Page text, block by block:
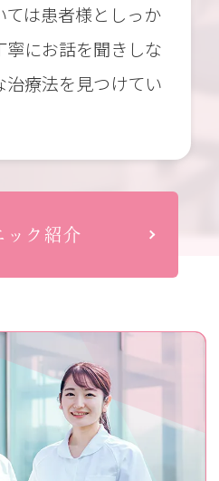
は患者様としっか
寧にお話を聞きしな
療法を見つけてい
ック紹介